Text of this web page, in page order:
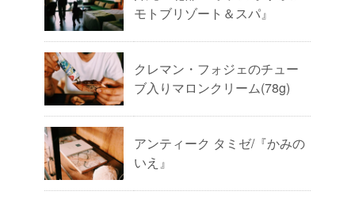
モトブリゾート＆スパ』
クレマン・フォジェのチュー
ブ入りマロンクリーム(78g)
アンティーク タミゼ/『かみの
いえ』